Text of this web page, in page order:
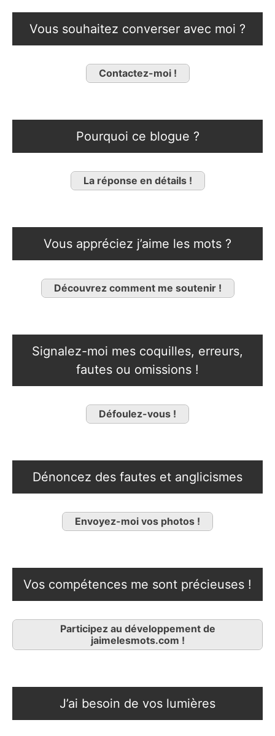
Vous souhaitez converser avec moi ?
Contactez-moi !
Pourquoi ce blogue ?
La réponse en détails !
Vous appréciez j’aime les mots ?
Découvrez comment me soutenir !
Signalez-moi mes coquilles, erreurs,
fautes ou omissions !
Défoulez-vous !
Dénoncez des fautes et anglicismes
Envoyez-moi vos photos !
Vos compétences me sont précieuses !
Participez au développement de
jaimelesmots.com !
J’ai besoin de vos lumières